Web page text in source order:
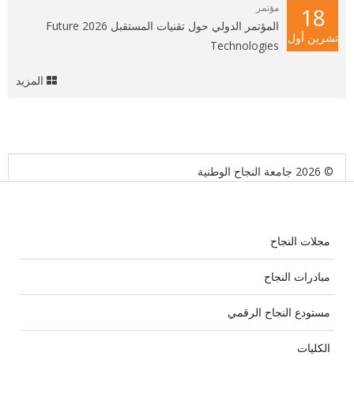
18
تشرين أول
مؤتمر
المؤتمر الدولي حول تقنيات المستقبل 2026 Future
Technologies
المزيد
© 2026 جامعة النجاح الوطنية
مجلات النجاح
مبادرات النجاح
مستودع النجاح الرقمي
الكليات